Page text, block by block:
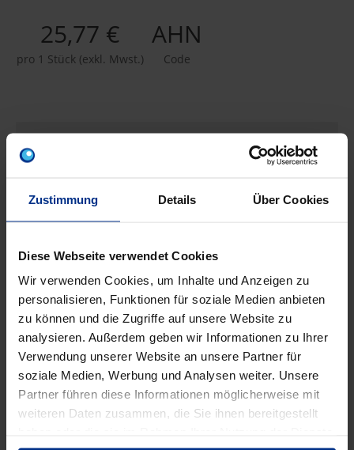
Zustimmung Details Über Cookies
Diese Webseite verwendet Cookies
Wir verwenden Cookies, um Inhalte und Anzeigen zu
personalisieren, Funktionen für soziale Medien anbieten
zu können und die Zugriffe auf unsere Website zu
analysieren. Außerdem geben wir Informationen zu Ihrer
Verwendung unserer Website an unsere Partner für
soziale Medien, Werbung und Analysen weiter. Unsere
Partner führen diese Informationen möglicherweise mit
weiteren Daten zusammen, die Sie ihnen bereitgestellt
25,77 €
pro 1 Stück (exkl. Mwst.)
AHN
Code
Ausführung einfach gewinkelt
Außendurchmess
16 mm
DN 12,5
DN Nennweite 3/8 "
Einsatzbereich
Sanitär/Heizung/Kühlung/Dru